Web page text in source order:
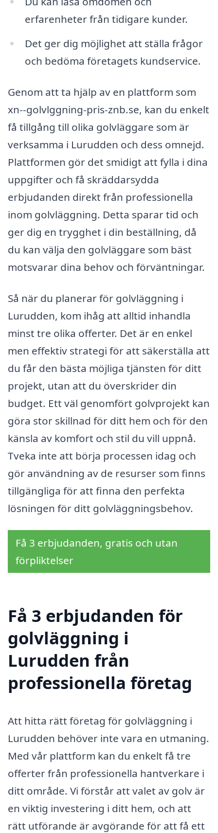
erfarenheter från tidigare kunder.
Det ger dig möjlighet att ställa frågor
och bedöma företagets kundservice.
Genom att ta hjälp av en plattform som
xn--golvlggning-pris-znb.se, kan du enkelt
få tillgång till olika golvläggare som är
verksamma i Lurudden och dess omnejd.
Plattformen gör det smidigt att fylla i dina
uppgifter och få skräddarsydda
erbjudanden direkt från professionella
inom golvläggning. Detta sparar tid och
ger dig en trygghet i din beställning, då
du kan välja den golvläggare som bäst
motsvarar dina behov och förväntningar.
Så när du planerar för golvläggning i
Lurudden, kom ihåg att alltid inhandla
minst tre olika offerter. Det är en enkel
men effektiv strategi för att säkerställa att
du får den bästa möjliga tjänsten för ditt
projekt, utan att du överskrider din
budget. Ett väl genomfört golvprojekt kan
göra stor skillnad för ditt hem och för den
känsla av komfort och stil du vill uppnå.
Tveka inte att börja processen idag och
gör användning av de resurser som finns
tillgängliga för att finna den perfekta
lösningen för ditt golvläggningsbehov.
Få 3 erbjudanden, gratis och utan
förpliktelser
Få 3 erbjudanden för
golvläggning i
Lurudden från
professionella företag
Att hitta rätt företag för golvläggning i
Lurudden behöver inte vara en utmaning.
Med vår plattform kan du enkelt få tre
offerter från professionella hantverkare i
ditt område. Vi förstår att valet av golv är
en viktig investering i ditt hem, och att
rätt utförande är avgörande för att få ett